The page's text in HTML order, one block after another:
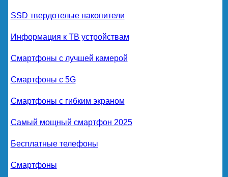
SSD твердотелые накопители
Информация к ТВ устройствам
Смартфоны с лучшей камерой
Смартфоны с 5G
Смартфоны с гибким экраном
Самый мощный смартфон 2025
Бесплатные телефоны
Смартфоны